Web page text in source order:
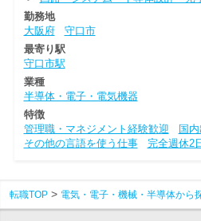
勤務地
大阪府
守口市
最寄り駅
守口市駅
業種
半導体・電子・電気機器
特徴
管理職・マネジメント経験歓迎
国
その他の言語を使う仕事
完全週休2
転職TOP 電気・電子・機械・半導体から